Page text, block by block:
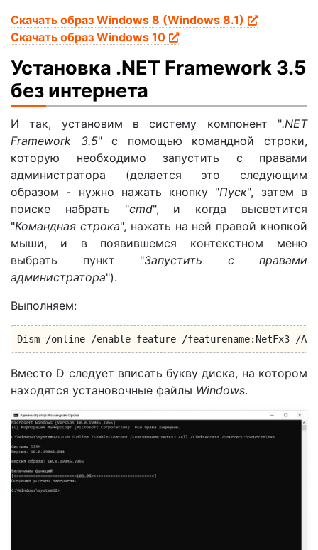
Скачать образ Windows 8 (Windows 8.1)
Скачать образ Windows 10
Установка .NET Framework 3.5
без интернета
И так, установим в систему компонент ".NET
Framework 3.5" с помощью командной строки,
которую необходимо запустить с правами
администратора (делается это следующим
образом - нужно нажать кнопку "Пуск", затем в
поиске набрать "cmd", и когда высветится
"Командная строка", нажать на ней правой кнопкой
мыши, и в появившемся контекстном меню
выбрать пункт "Запустить с правами
администратора").
Выполняем:
Dism /online /enable-feature /featurename:NetFx3 /
Вместо D следует вписать букву диска, на котором
находятся установочные файлы Windows.